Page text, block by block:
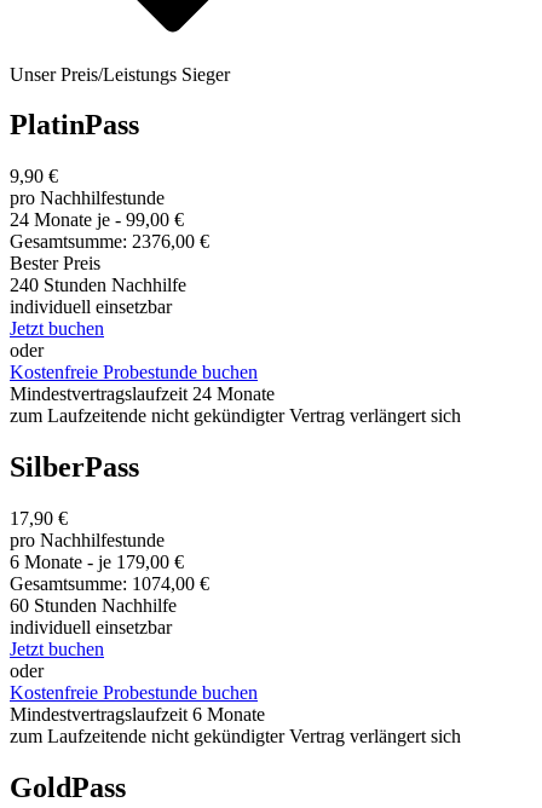
Unser Preis/Leistungs Sieger
PlatinPass
9,90 €
pro Nachhilfestunde
24 Monate je - 99,00 €
Gesamtsumme: 2376,00 €
Bester Preis
240 Stunden Nachhilfe
individuell einsetzbar
Jetzt buchen
oder
Kostenfreie Probestunde buchen
Mindestvertragslaufzeit 24 Monate
zum Laufzeitende nicht gekündigter Vertrag verlängert sich
SilberPass
17,90 €
pro Nachhilfestunde
6 Monate - je 179,00 €
Gesamtsumme: 1074,00 €
60 Stunden Nachhilfe
individuell einsetzbar
Jetzt buchen
oder
Kostenfreie Probestunde buchen
Mindestvertragslaufzeit 6 Monate
zum Laufzeitende nicht gekündigter Vertrag verlängert sich
GoldPass